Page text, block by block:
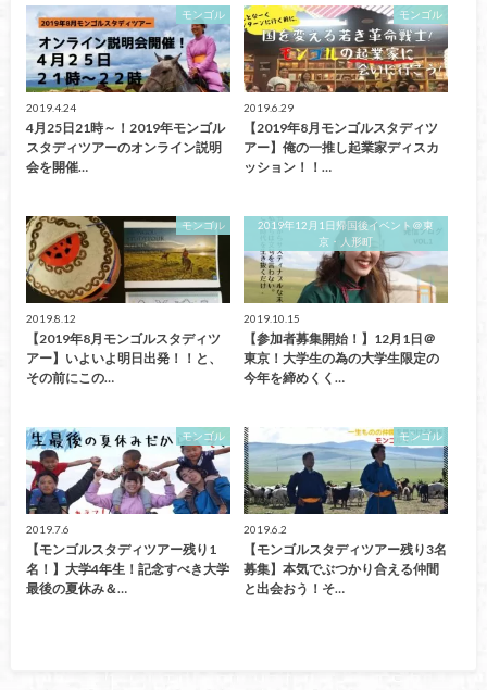
モンゴル
2019.4.24
4月25日21時～！2019年モンゴル
スタディツアーのオンライン説明
会を開催…
モンゴル
2019.6.29
【2019年8月モンゴルスタディツ
アー】俺の一推し起業家ディスカ
ッション！！…
モンゴル
2019.8.12
【2019年8月モンゴルスタディツ
アー】いよいよ明日出発！！と、
その前にこの…
2019年12月1日帰国後イベント＠東
京・人形町
2019.10.15
【参加者募集開始！】12月1日＠
東京！大学生の為の大学生限定の
今年を締めくく…
モンゴル
2019.7.6
【モンゴルスタディツアー残り1
名！】大学4年生！記念すべき大学
最後の夏休み＆…
モンゴル
2019.6.2
【モンゴルスタディツアー残り3名
募集】本気でぶつかり合える仲間
と出会おう！そ…